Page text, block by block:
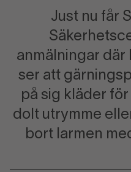
Just nu får
anmälningar där
ser att
på sig kläder
dolt utrymme
bort larmen